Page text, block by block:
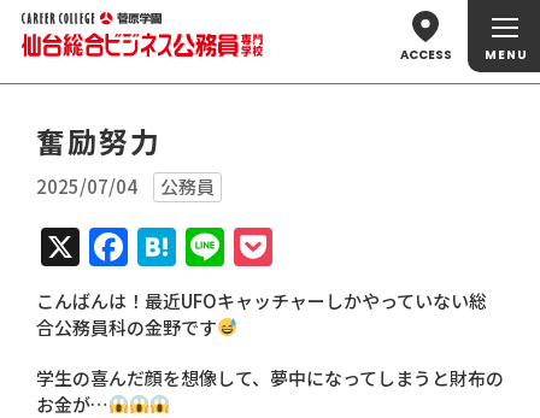
ACCESS
奮励努力
2025/07/04 公務員
X Facebook
Hatena
Line
こんばんは！最近UFOキャッチャーしかやっていない総
合公務員科の金野です
学生の喜んだ顔を想像して、夢中になってしまうと財布の
お金が…